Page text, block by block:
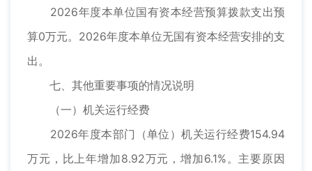
2026年度本单位国有资本经营预算拨款支出预
算0万元。2026年度本单位无国有资本经营安排的支
出。
七、其他重要事项的情况说明
（一）机关运行经费
2026年度本部门（单位）机关运行经费154.94
万元，比上年增加8.92万元，增加6.1%。主要原因